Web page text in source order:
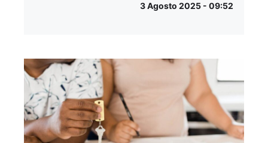
3 Agosto 2025 - 09:52